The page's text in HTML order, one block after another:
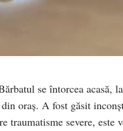
se întorcea acasă,
oraș. A fost găsit
traumatisme severe, este